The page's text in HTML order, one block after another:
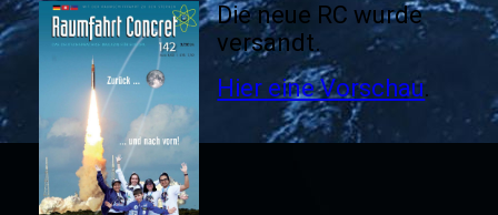
Die neue RC wurde
versandt.
Hier eine Vorschau.